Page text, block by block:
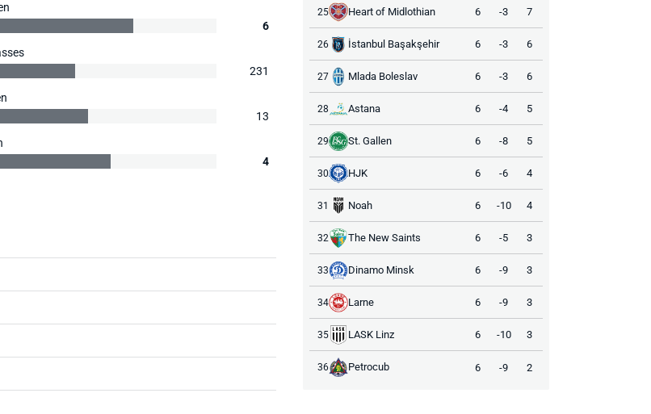
6
231
13
4
25 Heart of Midlothian 6 -3 7
26 İstanbul Başakşehir 6 -3 6
27 Mlada Boleslav 6 -3 6
28 Astana 6 -4 5
29 St. Gallen 6 -8 5
30 HJK 6 -6 4
31 Noah 6 -10 4
32 The New Saints 6 -5 3
33 Dinamo Minsk 6 -9 3
34 Larne 6 -9 3
35 LASK Linz 6 -10 3
36 Petrocub 6 -9 2